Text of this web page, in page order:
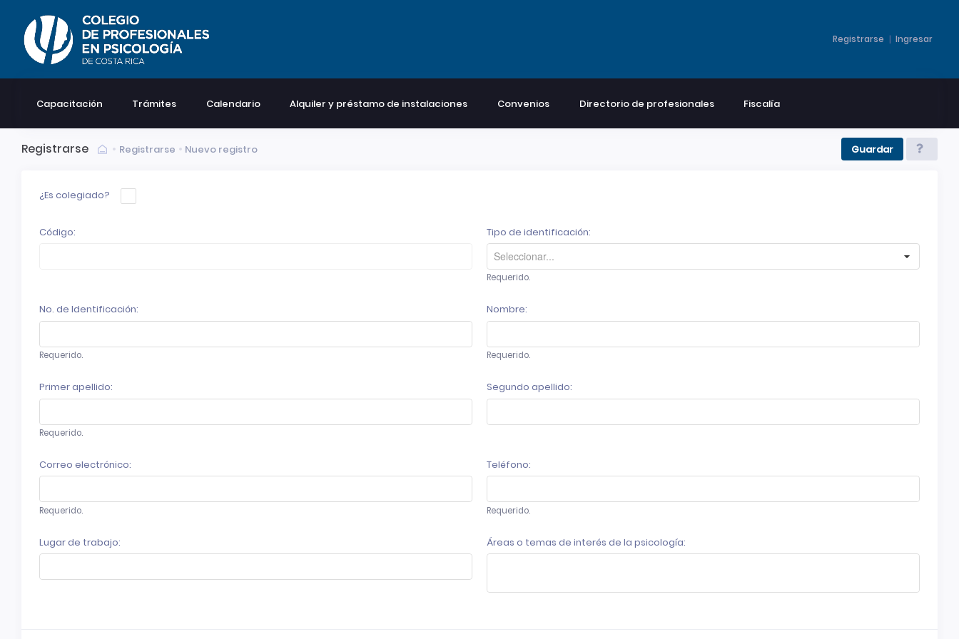
Registrarse | Ingresar
Capacitación Trámites Calendario Alquiler y préstamo de instalaciones Convenios Directorio de profesionales Fiscalía
Registrarse Registrarse Nuevo registro Guardar
¿Es colegiado?
Código: Tipo de identificación:
Requerido.
No. de Identificación:
Requerido.
Nombre:
Requerido.
Primer apellido:
Requerido.
Segundo apellido:
Correo electrónico:
Requerido.
Teléfono:
Requerido.
Lugar de trabajo: Áreas o temas de interés de la psicología: